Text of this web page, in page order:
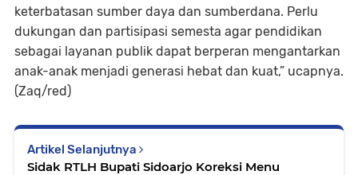
keterbatasan sumber daya dan sumberdana. Perlu
dukungan dan partisipasi semesta agar pendidikan
sebagai layanan publik dapat berperan mengantarkan
anak-anak menjadi generasi hebat dan kuat,” ucapnya.
(Zaq/red)
Artikel Selanjutnya
Sidak RTLH Bupati Sidoarjo Koreksi Menu